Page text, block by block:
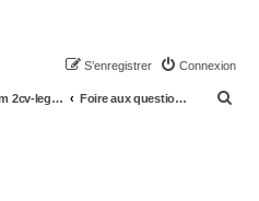
Connexion
S’enregistrer
Accueil forum 2cv-legende.com Foire aux questions (Questions posées fréquemment)